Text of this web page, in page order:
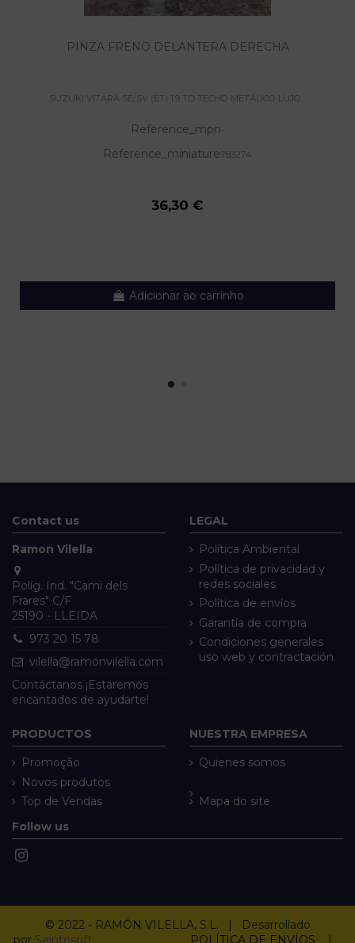
PINZA FRENO DELANTERA DERECHA
SUZUKI VITARA SE/SV (ET) 1.9 TD TECHO METÁLICO LUJO...
Reference_mpn-
Reference_miniature783274
36,30 €
Adicionar ao carrinho
Contact us
Ramon Vilella
Políg. Ind. "Camí dels
Frares" C/F
25190 - LLEIDA
973 20 15 78
vilella@ramonvilella.com
Contáctanos ¡Estaremos
encantados de ayudarte!
LEGAL
Política Ambiental
Política de privacidad y
redes sociales
Política de envíos
Garantía de compra
Condiciones generales
uso web y contractación
PRODUCTOS
Promoção
Novos produtos
Top de Vendas
NUESTRA EMPRESA
Quienes somos
Mapa do site
Follow us
© 2022 - RAMÓN VILELLA, S.L. | Desarrollado
por Seintosoft POLÍTICA DE ENVÍOS |